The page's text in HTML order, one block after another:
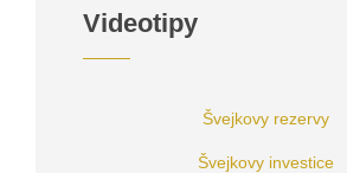
Videotipy
Švejkovy rezervy
Švejkovy investice